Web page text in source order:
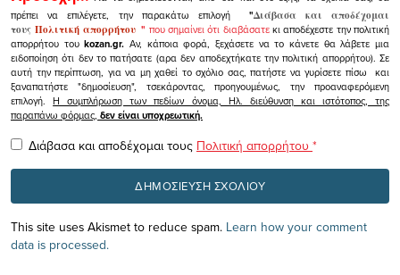
πρέπει να επιλέγετε, την παρακάτω επιλογή
"Διάβασα και αποδέχομαι
τουςΠολιτική απορρήτου" που σημαίνει ότι διαβάσατεκι αποδέχεστε την πολιτική
απορρήτου τουkozan.gr. Αν, κάποια φορά, ξεχάσετε να το κάνετε θα λάβετε μια
ειδοποίηση ότι δεν το πατήσατε (αρα δεν αποδεχτήκατε την πολιτική απορρήτου). Σε
αυτή την περίπτωση, για να μη χαθεί το σχόλιο σας, πατήστε να γυρίσετε πίσω και
ξαναπατήστε "δημοσίευση", τσεκάροντας, προηγουμένως, την προαναφερόμενη
επιλογή.Η συμπλήρωση των πεδίων όνομα, Ηλ. διεύθυνση και ιστότοπος, της
παραπάνω φόρμας, δεν είναι υποχρεωτική.
Διάβασα και αποδέχομαι τους Πολιτική απορρήτου *
This site uses Akismet to reduce spam. Learn how your comment
data is processed.